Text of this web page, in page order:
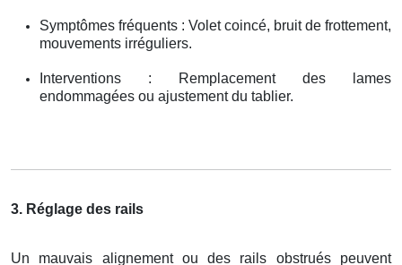
Symptômes fréquents : Volet coincé, bruit de frottement,
mouvements irréguliers.
Interventions : Remplacement des lames
endommagées ou ajustement du tablier.
3. Réglage des rails
Un mauvais alignement ou des rails obstrués peuvent